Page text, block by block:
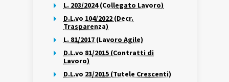
L. 203/2024 (Collegato Lavoro)
D.L.vo 104/2022 (Decr.
Trasparenza)
L. 81/2017 (Lavoro Agile)
D.L.vo 81/2015 (Contratti di
Lavoro)
D.L.vo 23/2015 (Tutele Crescenti)